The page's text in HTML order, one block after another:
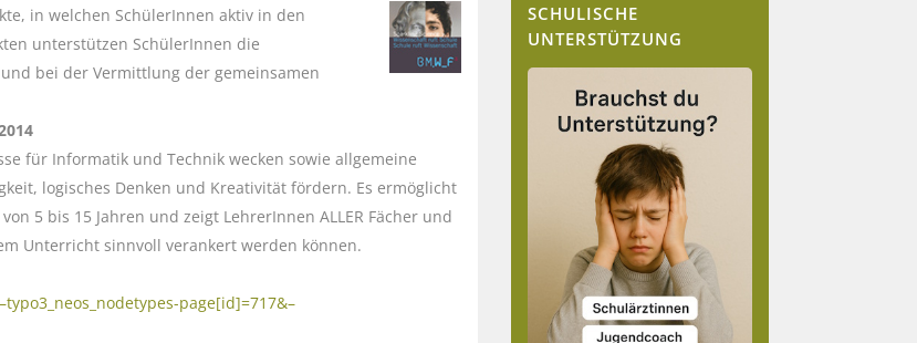
in welchen SchülerInnen aktiv in den
unterstützen SchülerInnen die
bei der Vermittlung der gemeinsamen
für Informatik und Technik wecken sowie allgemeine
logisches Denken und Kreativität fördern. Es ermöglicht
5 bis 15 Jahren und zeigt LehrerInnen ALLER Fächer und
Unterricht sinnvoll verankert werden können.
page[id]=717&–
SCHULISCHE
UNTERSTÜTZUNG